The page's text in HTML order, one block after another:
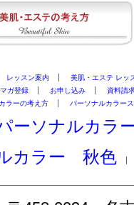
レッスン案内
美肌・エステ レッ
マガ登録 お申し込み
資料請
ラーの考え方 パーソナルカラー
ーソナルカラ
カラー 秋色